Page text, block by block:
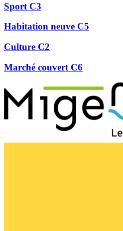
Sport C3
Habitation neuve C5
Culture C2
Marché couvert C6
Précédent
Suivant